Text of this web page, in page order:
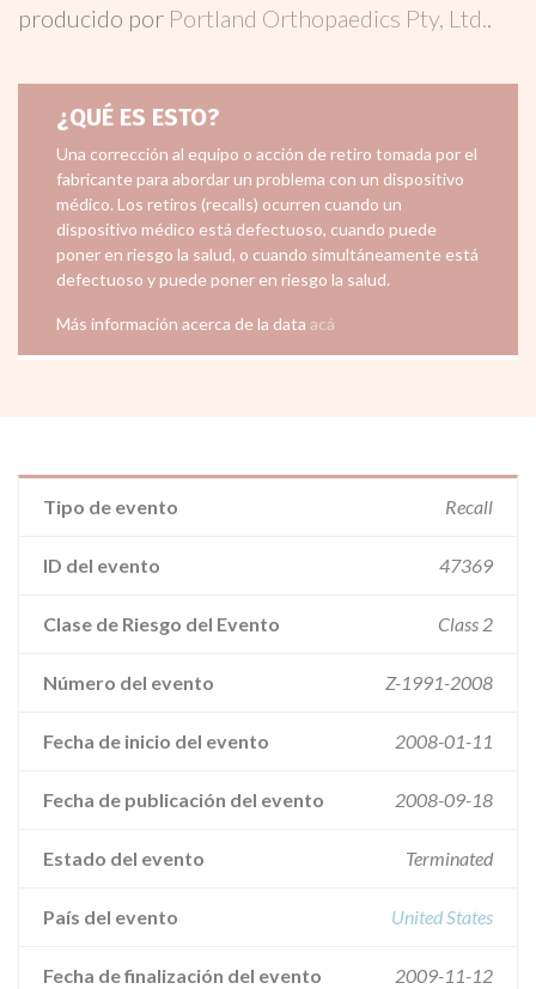
producido por Portland Orthopaedics Pty, Ltd..
¿QUÉ ES ESTO?
Una corrección al equipo o acción de retiro tomada por el
fabricante para abordar un problema con un dispositivo
médico. Los retiros (recalls) ocurren cuando un
dispositivo médico está defectuoso, cuando puede
poner en riesgo la salud, o cuando simultáneamente está
defectuoso y puede poner en riesgo la salud.
Más información acerca de la data acá
Tipo de evento Recall
ID del evento 47369
Clase de Riesgo del Evento Class 2
Número del evento Z-1991-2008
Fecha de inicio del evento 2008-01-11
Fecha de publicación del evento 2008-09-18
Estado del evento Terminated
País del evento United States
Fecha de finalización del evento 2009-11-12